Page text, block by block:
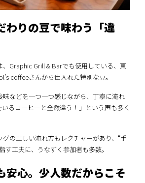
わりの豆で味わう「違
、Graphic Grill & Barでも使用している、東
coffeeさんから仕入れた特別な豆。
などを一つ一つ感じながら、丁寧に淹れ
るコーヒーと全然違う！」という声も多く
の正しい淹れ方もレクチャーがあり、“手
す工夫に、うなずく参加者も多数。
心。少人数だからこそ